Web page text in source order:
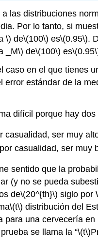
las distribuciones
Por lo tanto, si
\) de\(100\) es\(0.95\).
_M\) de\(100\) es
caso en el que tienes
error estándar de la
difícil porque hay
casualidad, ser muy
casualidad, ser muy
sentido que la
(y no se pueda
de\(20^{th}\) siglo por
\(t\) distribución del
para una cervecería
prueba se llama la “\(t\)